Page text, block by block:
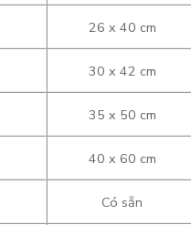
26 x 40 cm
30 x 42 cm
35 x 50 cm
40 x 60 cm
Có sẵn